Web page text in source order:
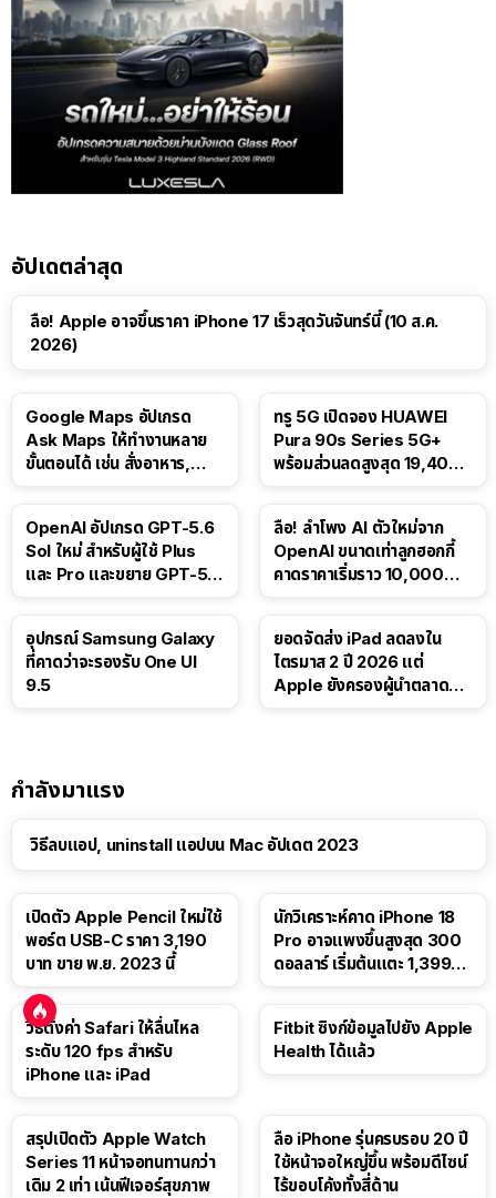
อัปเดตล่าสุด
ลือ! Apple อาจขึ้นราคา iPhone 17 เร็วสุดวันจันทร์นี้ (10 ส.ค.
2026)
Google Maps อัปเกรด
Ask Maps ให้ทำงานหลาย
ขั้นตอนได้ เช่น สั่งอาหาร,
ทรู 5G เปิดจอง HUAWEI
Pura 90s Series 5G+
พร้อมส่วนลดสูงสุด 19,400
OpenAI อัปเกรด GPT-5.6
Sol ใหม่ สำหรับผู้ใช้ Plus
และ Pro และขยาย GPT-5.6
ลือ! ลำโพง AI ตัวใหม่จาก
OpenAI ขนาดเท่าลูกฮอกกี้
คาดราคาเริ่มราว 10,000
อุปกรณ์ Samsung Galaxy
ที่คาดว่าจะรองรับ One UI
9.5
ยอดจัดส่ง iPad ลดลงใน
ไตรมาส 2 ปี 2026 แต่
Apple ยังครองผู้นำตลาด
กำลังมาแรง
วิธีลบแอป, uninstall แอปบน Mac อัปเดต 2023
เปิดตัว Apple Pencil ใหม่ใช้
พอร์ต USB-C ราคา 3,190
บาท ขาย พ.ย. 2023 นี้
นักวิเคราะห์คาด iPhone 18
Pro อาจแพงขึ้นสูงสุด 300
ดอลลาร์ เริ่มต้นแตะ 1,399
วิธีตั้งค่า Safari ให้ลื่นไหล
ระดับ 120 fps สำหรับ
iPhone และ iPad
Fitbit ซิงก์ข้อมูลไปยัง Apple
Health ได้แล้ว
สรุปเปิดตัว Apple Watch
Series 11 หน้าจอทนทานกว่า
เดิม 2 เท่า เน้นฟีเจอร์สุขภาพ
ลือ iPhone รุ่นครบรอบ 20 ปี
ใช้หน้าจอใหญ่ขึ้น พร้อมดีไซน์
ไร้ขอบโค้งทั้งสี่ด้าน